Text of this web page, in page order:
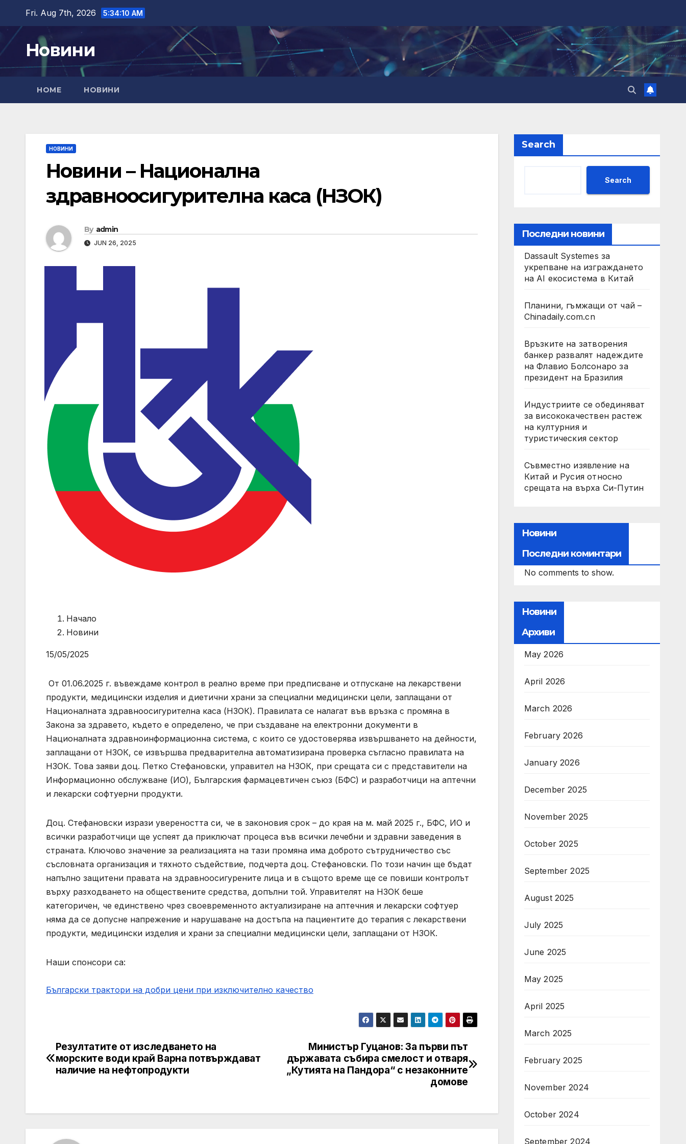
content
Fri. Aug 7th, 2026 5:34:11 AM
Новини
HOME НОВИНИ
НОВИНИ
Новини – Национална
здравноосигурителна каса (НЗОК)
By admin
JUN 26, 2025
Начало
Новини
15/05/2025
От 01.06.2025 г. въвеждаме контрол в реално време при предписване и отпускане на лекарствени
продукти, медицински изделия и диетични храни за специални медицински цели, заплащани от
Националната здравноосигурителна каса (НЗОК). Правилата се налагат във връзка с промяна в
Закона за здравето, където е определено, че при създаване на електронни документи в
Националната здравноинформационна система, с които се удостоверява извършването на дейности,
заплащани от НЗОК, се извършва предварителна автоматизирана проверка съгласно правилата на
НЗОК. Това заяви доц. Петко Стефановски, управител на НЗОК, при срещата си с представители на
Информационно обслужване (ИО), Българския фармацевтичен съюз (БФС) и разработчици на аптечни
и лекарски софтуерни продукти.
Доц. Стефановски изрази увереността си, че в законовия срок – до края на м. май 2025 г., БФС, ИО и
всички разработчици ще успеят да приключат процеса във всички лечебни и здравни заведения в
страната. Ключово значение за реализацията на тази промяна има доброто сътрудничество със
съсловната организация и тяхното съдействие, подчерта доц. Стефановски. По този начин ще бъдат
напълно защитени правата на здравноосигурените лица и в същото време ще се повиши контролът
върху разходването на обществените средства, допълни той. Управителят на НЗОК беше
категоричен, че единствено чрез своевременното актуализиране на аптечния и лекарски софтуер
няма да се допусне напрежение и нарушаване на достъпа на пациентите до терапия с лекарствени
продукти, медицински изделия и храни за специални медицински цели, заплащани от НЗОК.
Наши спонсори са:
Български трактори на добри цени при изключително качество
Post
navigation
Министър Гуцанов: За първи път
държавата събира смелост и отваря
„Кутията на Пандора“ с незаконните
домове
Резултатите от изследването на
морските води край Варна потвърждават
наличие на нефтопродукти
Search
Search
Последни новини
Dassault Systemes за
укрепване на изграждането
на AI екосистема в Китай
Планини, гъмжащи от чай –
Chinadaily.com.cn
Връзките на затворения
банкер развалят надеждите
на Флавио Болсонаро за
президент на Бразилия
Индустриите се обединяват
за висококачествен растеж
на културния и
туристическия сектор
Съвместно изявление на
Китай и Русия относно
срещата на върха Си-Путин
Новини
Последни коминтари
No comments to show.
Новини
Архиви
May 2026
April 2026
March 2026
February 2026
January 2026
December 2025
November 2025
October 2025
September 2025
August 2025
July 2025
June 2025
May 2025
April 2025
March 2025
February 2025
November 2024
October 2024
September 2024